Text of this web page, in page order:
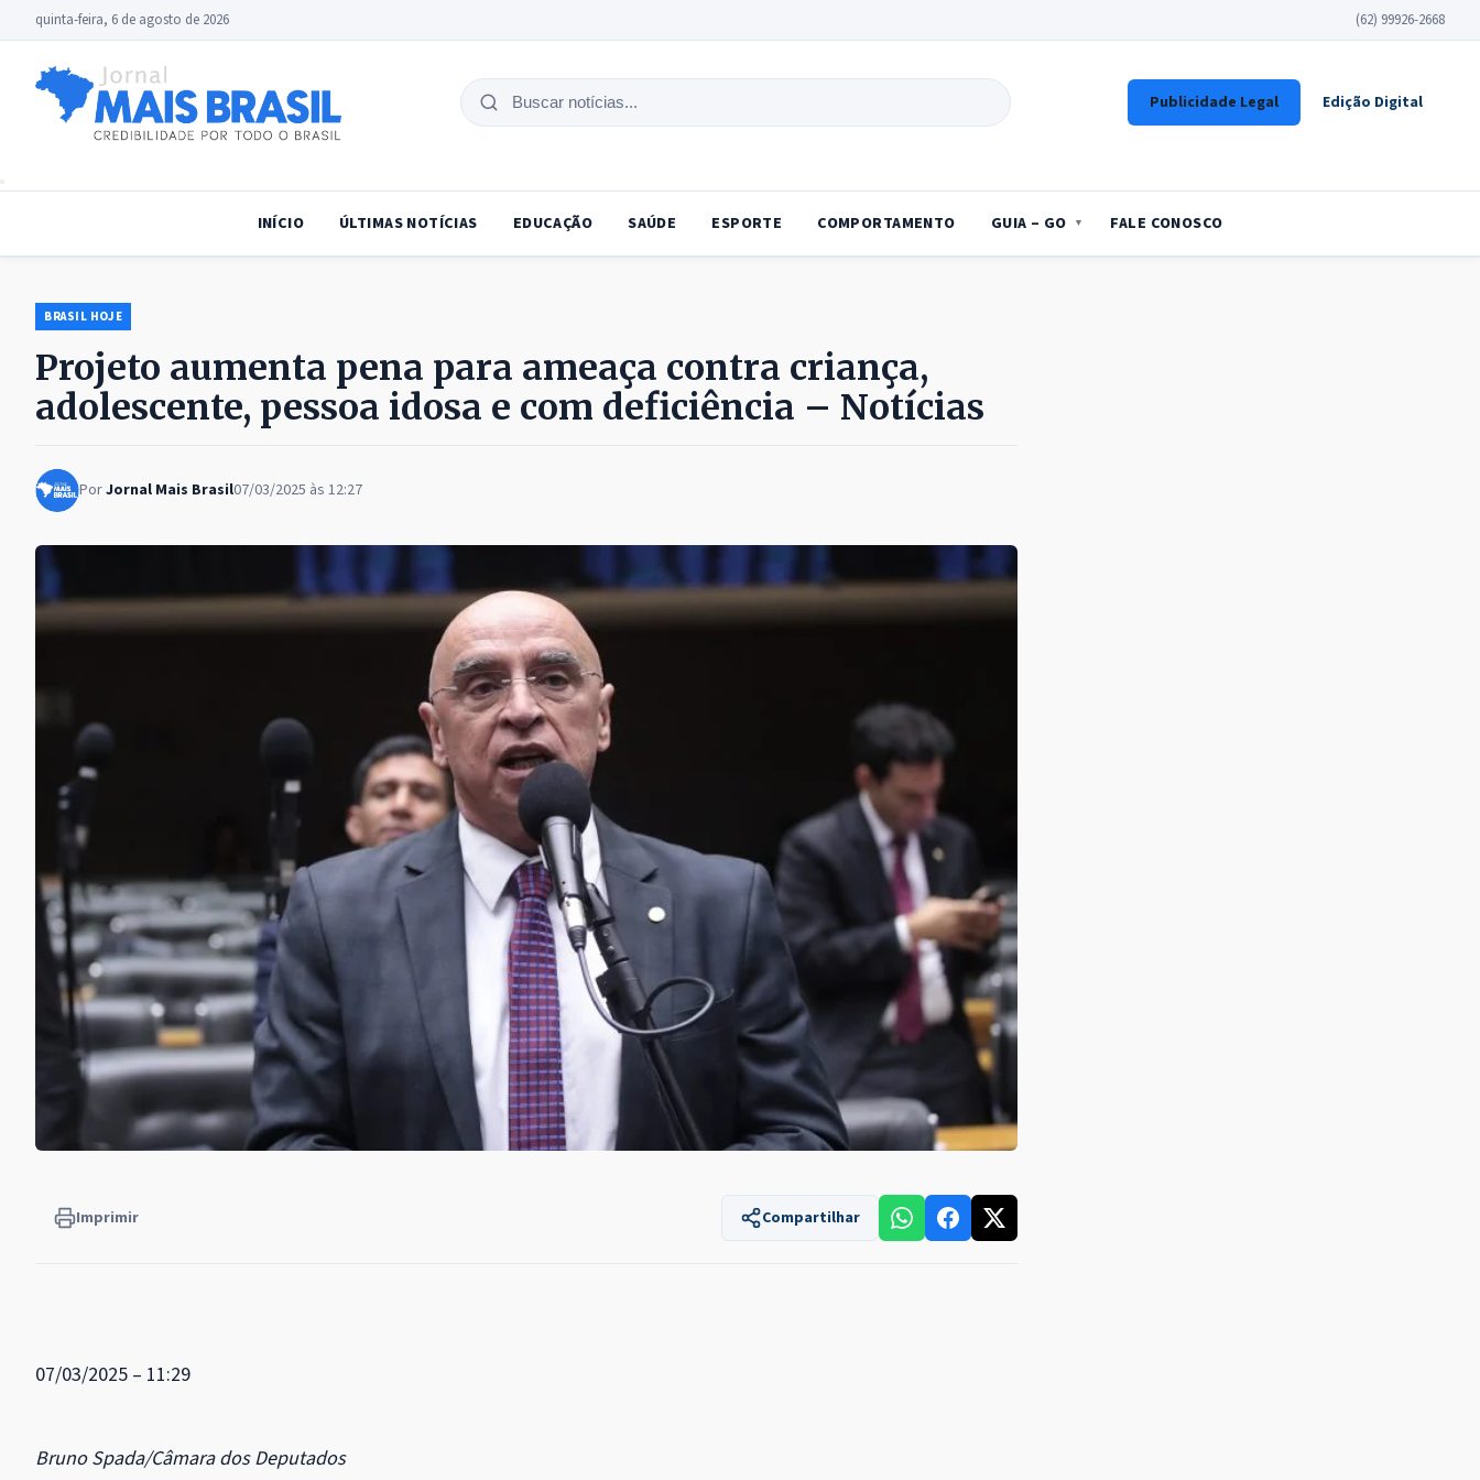
quinta-feira, 6 de agosto de 2026 (62) 99926-2668
Buscar
Publicidade Legal Edição Digital
INÍCIO ÚLTIMAS NOTÍCIAS EDUCAÇÃO SAÚDE ESPORTE COMPORTAMENTO GUIA – GO FALE CONOSCO
BRASIL HOJE
Projeto aumenta pena para ameaça contra criança,
adolescente, pessoa idosa e com deficiência – Notícias
PorJornal Mais Brasil07/03/2025 às 12:27
Imprimir Compartilhar
07/03/2025 – 11:29
Bruno Spada/Câmara dos Deputados